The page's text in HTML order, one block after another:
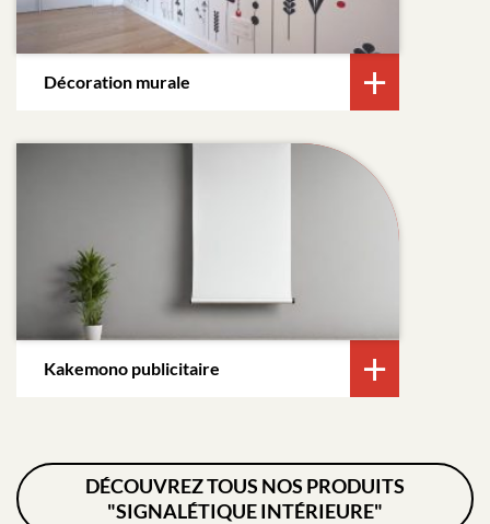
Décoration murale
Kakemono publicitaire
DÉCOUVREZ TOUS NOS PRODUITS
"SIGNALÉTIQUE INTÉRIEURE"